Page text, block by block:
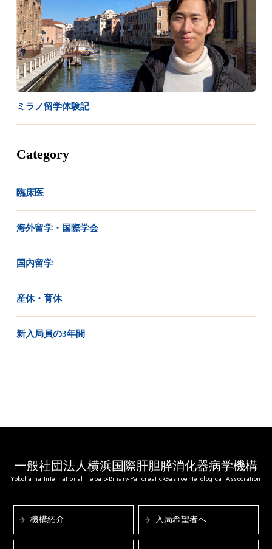
ミラノ留学体験記
Category
臨床医
海外留学・国際学会
国内留学
産休・育休
新入局員の3年間
一般社団法人横浜国際肝胆膵消化器病学機構
Yokohama International Hepato-Biliary-Pancreatic-Gastroenterological Association
機構紹介 入局希望者へ